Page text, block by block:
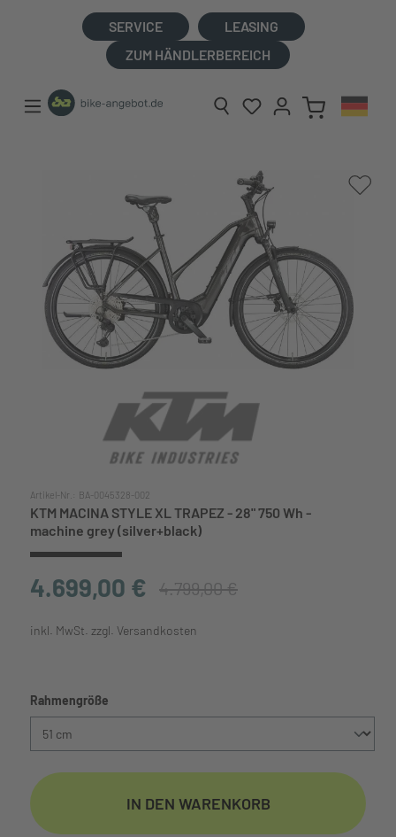
SERVICE
LEASING
ZUM HÄNDLERBEREICH
Artikel-Nr.: BA-0045328-002
KTM MACINA STYLE XL TRAPEZ - 28" 750 Wh -
machine grey (silver+black)
4.699,00 € 4.799,00 €
inkl. MwSt. zzgl. Versandkosten
Rahmengröße
IN DEN WARENKORB